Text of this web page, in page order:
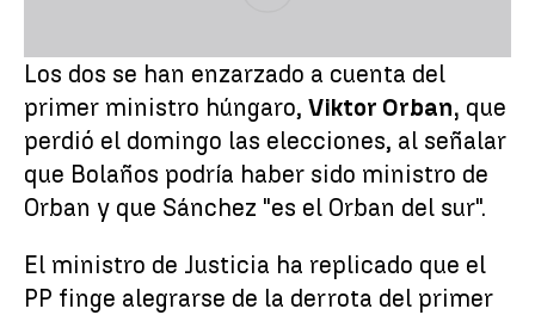
Los dos se han enzarzado a cuenta del
primer ministro húngaro, Viktor Orban, que
perdió el domingo las elecciones, al señalar
que Bolaños podría haber sido ministro de
Orban y que Sánchez "es el Orban del sur".
El ministro de Justicia ha replicado que el
PP finge alegrarse de la derrota del primer